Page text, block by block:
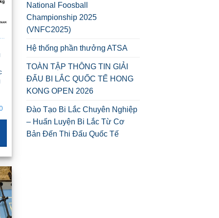
BÀN BI LẮC MINI CHO GIA ĐÌNH – NHỎ GỌN, GẬP GỌN, DỄ DI CHUYỂN
National Foosball
Championship 2025
(VNFC2025)
Hệ thống phần thưởng ATSA
TOÀN TẬP THÔNG TIN GIẢI
ĐẤU BI LẮC QUỐC TẾ HONG
KONG OPEN 2026
Đào Tạo Bi Lắc Chuyên Nghiệp
– Huấn Luyện Bi Lắc Từ Cơ
Bản Đến Thi Đấu Quốc Tế